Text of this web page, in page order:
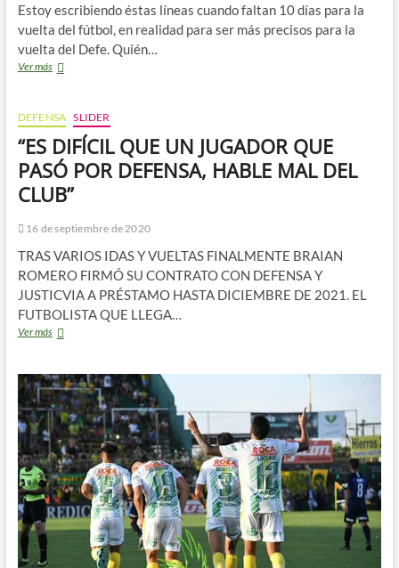
Estoy escribiendo éstas líneas cuando faltan 10 días para la
vuelta del fútbol, en realidad para ser más precisos para la
vuelta del Defe. Quién…
Ver más::
DE
LA
FUENTE
DEFENSA SLIDER
“ES DIFÍCIL QUE UN JUGADOR QUE
PASÓ POR DEFENSA, HABLE MAL DEL
CLUB”
16 de septiembre de 2020
TRAS VARIOS IDAS Y VUELTAS FINALMENTE BRAIAN
ROMERO FIRMÓ SU CONTRATO CON DEFENSA Y
JUSTICVIA A PRÉSTAMO HASTA DICIEMBRE DE 2021. EL
FUTBOLISTA QUE LLEGA…
Ver más“ES
UN
JUGADOR
QUE
PASÓ
POR
DEFENSA,
HABLE
MAL
DEL
CLUB”